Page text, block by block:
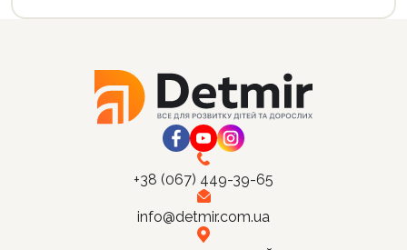
+38 (067) 449-39-65
info@detmir.com.ua